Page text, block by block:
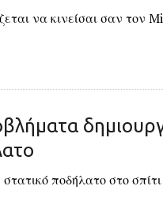
να κινείσαι σαν τον
ποδήλατο στο